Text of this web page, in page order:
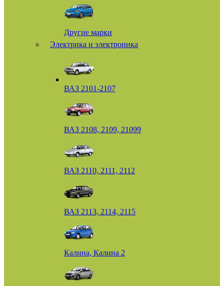
Другие марки
Электрика и электроника
ВАЗ 2101-2107
ВАЗ 2108, 2109, 21099
ВАЗ 2110, 2111, 2112
ВАЗ 2113, 2114, 2115
Калина, Калина 2